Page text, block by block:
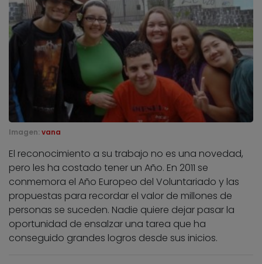
Imagen: vana
El reconocimiento a su trabajo no es una novedad,
pero les ha costado tener un Año. En 2011 se
conmemora el Año Europeo del Voluntariado y las
propuestas para recordar el valor de millones de
personas se suceden. Nadie quiere dejar pasar la
oportunidad de ensalzar una tarea que ha
conseguido grandes logros desde sus inicios.